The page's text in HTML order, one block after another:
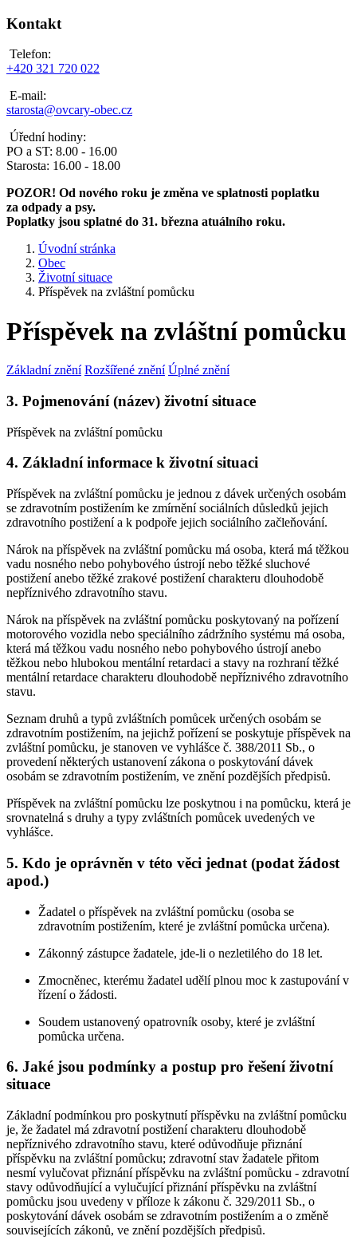
Kontakt
Telefon:
+420 321 720 022
E-mail:
starosta@ovcary-obec.cz
Úřední hodiny:
PO a ST: 8.00 - 16.00
Starosta: 16.00 - 18.00
POZOR! Od nového roku je změna ve splatnosti poplatku
za odpady a psy.
Poplatky jsou splatné do 31. března atuálního roku.
Úvodní stránka
Obec
Životní situace
Příspěvek na zvláštní pomůcku
Příspěvek na zvláštní pomůcku
Základní znění Rozšířené znění Úplné znění
3. Pojmenování (název) životní situace
Příspěvek na zvláštní pomůcku
4. Základní informace k životní situaci
Příspěvek na zvláštní pomůcku je jednou z dávek určených osobám
se zdravotním postižením ke zmírnění sociálních důsledků jejich
zdravotního postižení a k podpoře jejich sociálního začleňování.
Nárok na příspěvek na zvláštní pomůcku má osoba, která má těžkou
vadu nosného nebo pohybového ústrojí nebo těžké sluchové
postižení anebo těžké zrakové postižení charakteru dlouhodobě
nepříznivého zdravotního stavu.
Nárok na příspěvek na zvláštní pomůcku poskytovaný na pořízení
motorového vozidla nebo speciálního zádržního systému má osoba,
která má těžkou vadu nosného nebo pohybového ústrojí anebo
těžkou nebo hlubokou mentální retardaci a stavy na rozhraní těžké
mentální retardace charakteru dlouhodobě nepříznivého zdravotního
stavu.
Seznam druhů a typů zvláštních pomůcek určených osobám se
zdravotním postižením, na jejichž pořízení se poskytuje příspěvek na
zvláštní pomůcku, je stanoven ve vyhlášce č. 388/2011 Sb., o
provedení některých ustanovení zákona o poskytování dávek
osobám se zdravotním postižením, ve znění pozdějších předpisů.
Příspěvek na zvláštní pomůcku lze poskytnou i na pomůcku, která je
srovnatelná s druhy a typy zvláštních pomůcek uvedených ve
vyhlášce.
5. Kdo je oprávněn v této věci jednat (podat žádost
apod.)
Žadatel o příspěvek na zvláštní pomůcku (osoba se
zdravotním postižením, které je zvláštní pomůcka určena).
Zákonný zástupce žadatele, jde-li o nezletilého do 18 let.
Zmocněnec, kterému žadatel udělí plnou moc k zastupování v
řízení o žádosti.
Soudem ustanovený opatrovník osoby, které je zvláštní
pomůcka určena.
6. Jaké jsou podmínky a postup pro řešení životní
situace
Základní podmínkou pro poskytnutí příspěvku na zvláštní pomůcku
je, že žadatel má zdravotní postižení charakteru dlouhodobě
nepříznivého zdravotního stavu, které odůvodňuje přiznání
příspěvku na zvláštní pomůcku; zdravotní stav žadatele přitom
nesmí vylučovat přiznání příspěvku na zvláštní pomůcku - zdravotní
stavy odůvodňující a vylučující přiznání příspěvku na zvláštní
pomůcku jsou uvedeny v příloze k zákonu č. 329/2011 Sb., o
poskytování dávek osobám se zdravotním postižením a o změně
souvisejících zákonů, ve znění pozdějších předpisů.